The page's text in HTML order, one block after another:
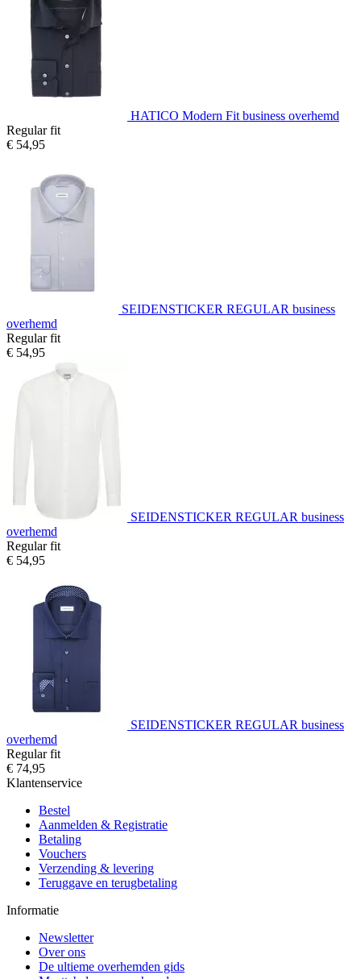
HATICO Modern Fit business overhemd
Regular fit
€ 54,95
SEIDENSTICKER REGULAR business
overhemd
Regular fit
€ 54,95
SEIDENSTICKER REGULAR business
overhemd
Regular fit
€ 54,95
SEIDENSTICKER REGULAR business
overhemd
Regular fit
€ 74,95
Klantenservice
Bestel
Aanmelden & Registratie
Betaling
Vouchers
Verzending & levering
Teruggave en terugbetaling
Informatie
Newsletter
Over ons
De ultieme overhemden gids